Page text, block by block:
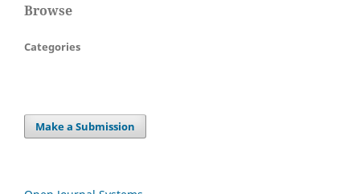
Browse
Categories
Make a Submission